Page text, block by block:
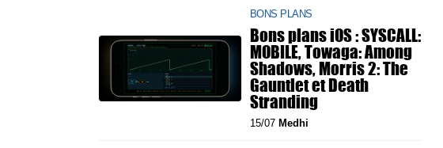
BONS PLANS
Bons plans iOS : SYSCALL:
MOBILE, Towaga: Among
Shadows, Morris 2: The
Gauntlet et Death
Stranding
15/07 Medhi